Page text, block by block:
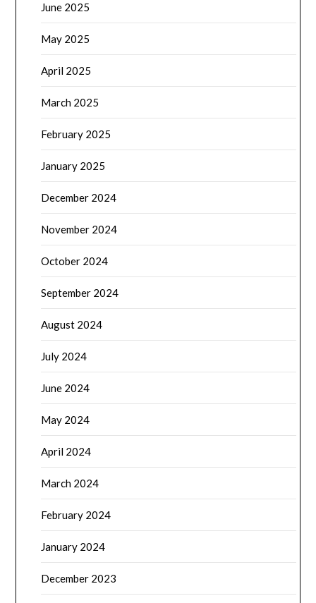
June 2025
May 2025
April 2025
March 2025
February 2025
January 2025
December 2024
November 2024
October 2024
September 2024
August 2024
July 2024
June 2024
May 2024
April 2024
March 2024
February 2024
January 2024
December 2023